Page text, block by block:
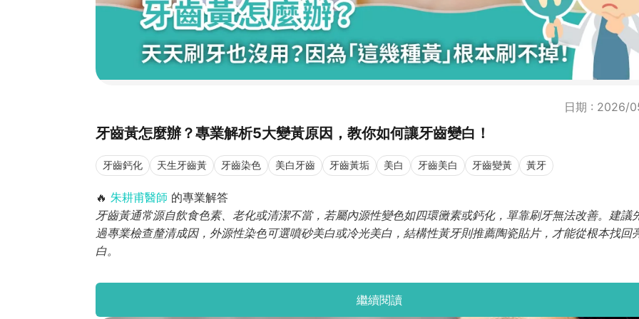
日期 : 2026/
牙齒黃怎麼辦？專業解析5大變黃原因，教你如何讓牙齒變白！
牙齒鈣化 天生牙齒黃 牙齒染色 美白牙齒 牙齒黃垢 美白 牙齒美白 牙齒變黃 黃牙
🔥朱耕甫醫師 的專業解答
牙齒黃通常源自飲食色素、老化或清潔不當，若屬內源性變色如四環黴素或鈣化，單靠刷牙無法改善。建議
過專業檢查釐清成因，外源性染色可選噴砂美白或冷光美白，結構性黃牙則推薦陶瓷貼片，才能從根本找回
白。
繼續閱讀